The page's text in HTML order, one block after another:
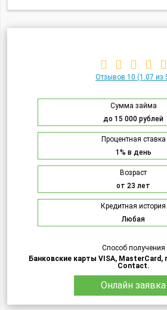
Отзывов 10 (1.07 из
Сумма займа
до 15 000 рублей
Процентная ставка
1% в день
Возраст
от 23 лет
Кредитная история
Любая
Способ получения
Банковские карты VISA,
Contact.
Онлайн заявка